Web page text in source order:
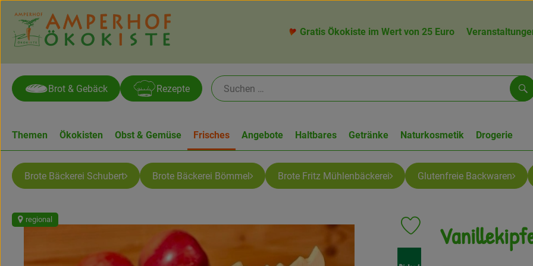
Gratis Ökokiste im Wert von 25 Euro
Brot & Gebäck Rezepte
Themen Ökokisten Obst & Gemüse Frisches Angebote Haltbares Getränke Naturkosmetik Drogerie
Brote Bäckerei Schubert Brote Bäckerei Bömmel Brote Fritz Mühlenbäckerei Glutenfreie Backwaren
regional
Produkt zu Favouriten hinzufügen